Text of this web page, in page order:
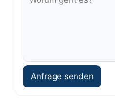
Anfrage senden